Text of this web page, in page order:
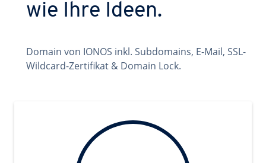
wie Ihre Ideen.
Domain von IONOS inkl. Subdomains, E-Mail, SSL-
Wildcard-Zertifikat & Domain Lock.